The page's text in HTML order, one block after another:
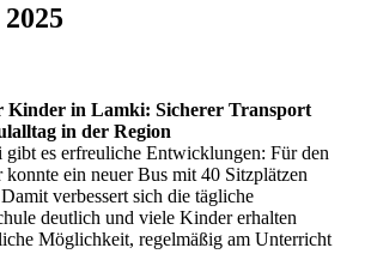
Kinder in Lamki: Sicherer Transport
in der Region
es erfreuliche Entwicklungen: Für den
ein neuer Bus mit 40 Sitzplätzen
verbessert sich die tägliche
deutlich und viele Kinder erhalten
Möglichkeit, regelmäßig am Unterricht